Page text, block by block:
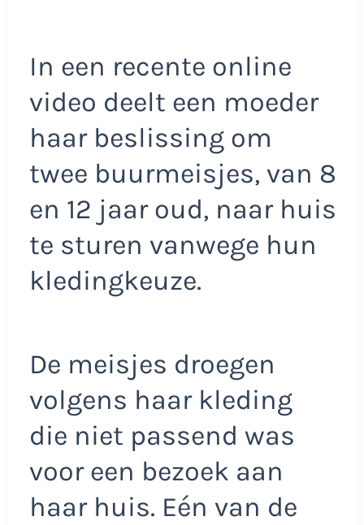
In een recente online
video deelt een moeder
haar beslissing om
twee buurmeisjes, van 8
en 12 jaar oud, naar huis
te sturen vanwege hun
kledingkeuze.
De meisjes droegen
volgens haar kleding
die niet passend was
voor een bezoek aan
haar huis. Eén van de